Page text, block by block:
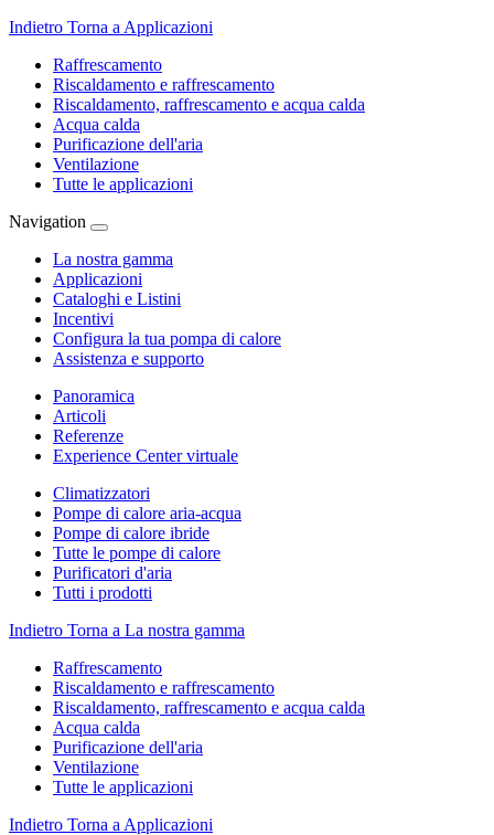
Indietro Torna a Applicazioni
Raffrescamento
Riscaldamento e raffrescamento
Riscaldamento, raffrescamento e acqua calda
Acqua calda
Purificazione dell'aria
Ventilazione
Tutte le applicazioni
Navigation
La nostra gamma
Applicazioni
Cataloghi e Listini
Incentivi
Configura la tua pompa di calore
Assistenza e supporto
Panoramica
Articoli
Referenze
Experience Center virtuale
Climatizzatori
Pompe di calore aria-acqua
Pompe di calore ibride
Tutte le pompe di calore
Purificatori d'aria
Tutti i prodotti
Indietro Torna a La nostra gamma
Raffrescamento
Riscaldamento e raffrescamento
Riscaldamento, raffrescamento e acqua calda
Acqua calda
Purificazione dell'aria
Ventilazione
Tutte le applicazioni
Indietro Torna a Applicazioni